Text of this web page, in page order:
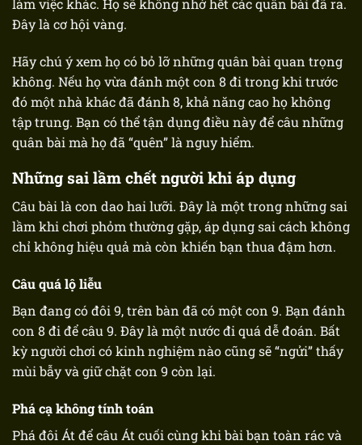
làm việc khác. Họ sẽ không nhớ hết các quân bài đã ra.
Đây là cơ hội vàng.
Hãy chú ý xem họ có bỏ lỡ những quân bài quan trọng
không. Nếu họ vừa đánh một con 8 đi trong khi trước
đó một nhà khác đã đánh 8, khả năng cao họ không
tập trung. Bạn có thể tận dụng điều này để câu những
quân bài mà họ đã “quên” là nguy hiểm.
Những sai lầm chết người khi áp dụng
Câu bài là con dao hai lưỡi. Đây là một trong nhữngsai
lầm khi chơi phỏm thường gặp, áp dụng sai cách không
chỉ không hiệu quả mà còn khiến bạn thua đậm hơn.
Câu quá lộ liễu
Bạn đang có đôi 9, trên bàn đã có một con 9. Bạn đánh
con 8 đi để câu 9. Đây là một nước đi quá dễ đoán. Bất
kỳ người chơi có kinh nghiệm nào cũng sẽ “ngửi” thấy
mùi bẫy và giữ chặt con 9 còn lại.
Phá cạ không tính toán
Phá đôi Át để câu Át cuối cùng khi bài bạn toàn rác và